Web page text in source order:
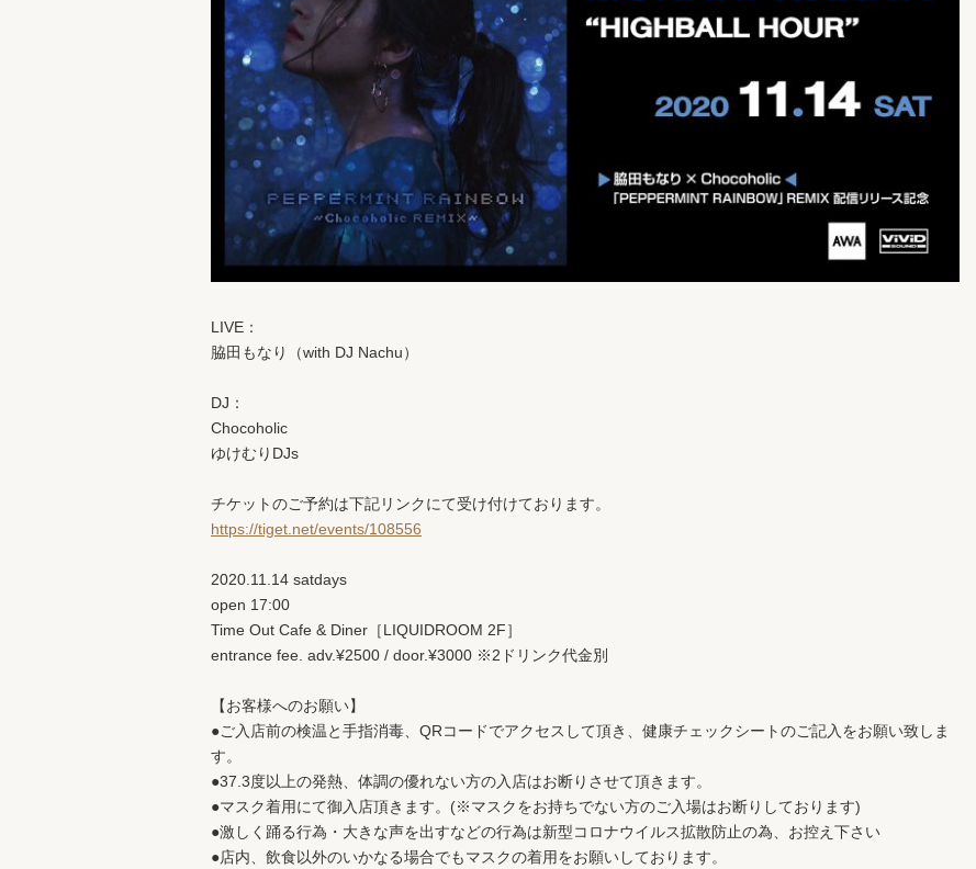
LIVE：
脇田もなり（with DJ Nachu）
DJ：
Chocoholic
ゆけむりDJs
チケットのご予約は下記リンクにて受け付けております。
https://tiget.net/events/108556
2020.11.14 satdays
open 17:00
Time Out Cafe & Diner［LIQUIDROOM 2F］
entrance fee. adv.¥2500 / door.¥3000 ※2ドリンク代金別
【お客様へのお願い】
●ご入店前の検温と手指消毒、QRコードでアクセスして頂き、健康チェックシートのご記入をお願い致しま
す。
●37.3度以上の発熱、体調の優れない方の入店はお断りさせて頂きます。
●マスク着用にて御入店頂きます。(※マスクをお持ちでない方のご入場はお断りしております)
●激しく踊る行為・大きな声を出すなどの行為は新型コロナウイルス拡散防止の為、お控え下さい
●店内、飲食以外のいかなる場合でもマスクの着用をお願いしております。